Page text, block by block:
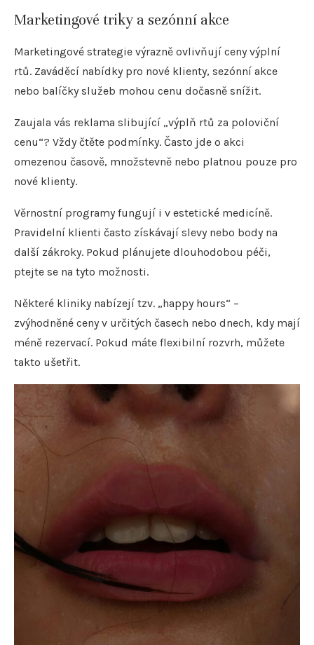
Marketingové triky a sezónní akce
Marketingové strategie výrazně ovlivňují ceny výplní
rtů. Zaváděcí nabídky pro nové klienty, sezónní akce
nebo balíčky služeb mohou cenu dočasně snížit.
Zaujala vás reklama slibující „výplň rtů za poloviční
cenu“? Vždy čtěte podmínky. Často jde o akci
omezenou časově, množstevně nebo platnou pouze pro
nové klienty.
Věrnostní programy fungují i v estetické medicíně.
Pravidelní klienti často získávají slevy nebo body na
další zákroky. Pokud plánujete dlouhodobou péči,
ptejte se na tyto možnosti.
Některé kliniky nabízejí tzv. „happy hours“ –
zvýhodněné ceny v určitých časech nebo dnech, kdy mají
méně rezervací. Pokud máte flexibilní rozvrh, můžete
takto ušetřit.